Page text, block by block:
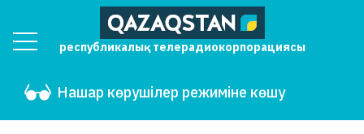
республикалық телерадиокорпорациясы
Нашар көрушілер режиміне көшу